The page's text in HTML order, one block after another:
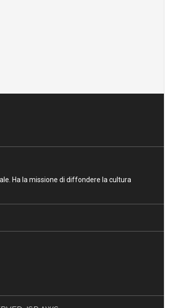
Ha la missione di diffondere la cultura